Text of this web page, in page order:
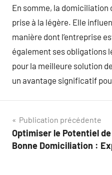
En somme, la domiciliation
prise à la légère. Elle
manière dont l’entreprise
également ses obligations
pour la meilleure solution
un avantage significatif
Navigation
de
Publication précédente
Optimiser le Potentiel
Bonne Domiciliation :